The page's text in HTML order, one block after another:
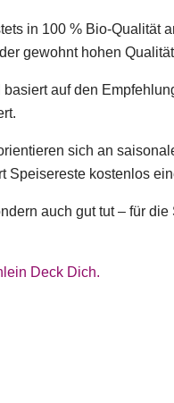
in 100 % Bio-Qualität
gewohnt hohen
auf den
sich an
Speisereste kostenlos
auch gut tut – für
Deck Dich.